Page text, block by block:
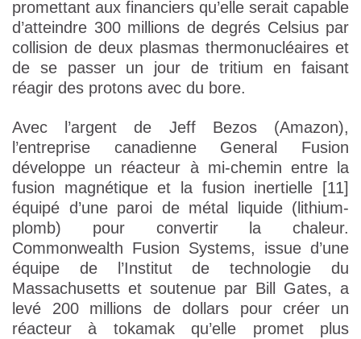
promettant aux financiers qu’elle serait capable
d’atteindre 300 millions de degrés Celsius par
collision de deux plasmas thermonucléaires et
de se passer un jour de tritium en faisant
réagir des protons avec du bore.
Avec l’argent de Jeff Bezos (Amazon),
l’entreprise canadienne General Fusion
développe un réacteur à mi-chemin entre la
fusion magnétique et la fusion inertielle [11]
équipé d’une paroi de métal liquide (lithium-
plomb) pour convertir la chaleur.
Commonwealth Fusion Systems, issue d’une
équipe de l’Institut de technologie du
Massachusetts et soutenue par Bill Gates, a
levé 200 millions de dollars pour créer un
réacteur à tokamak qu’elle promet plus